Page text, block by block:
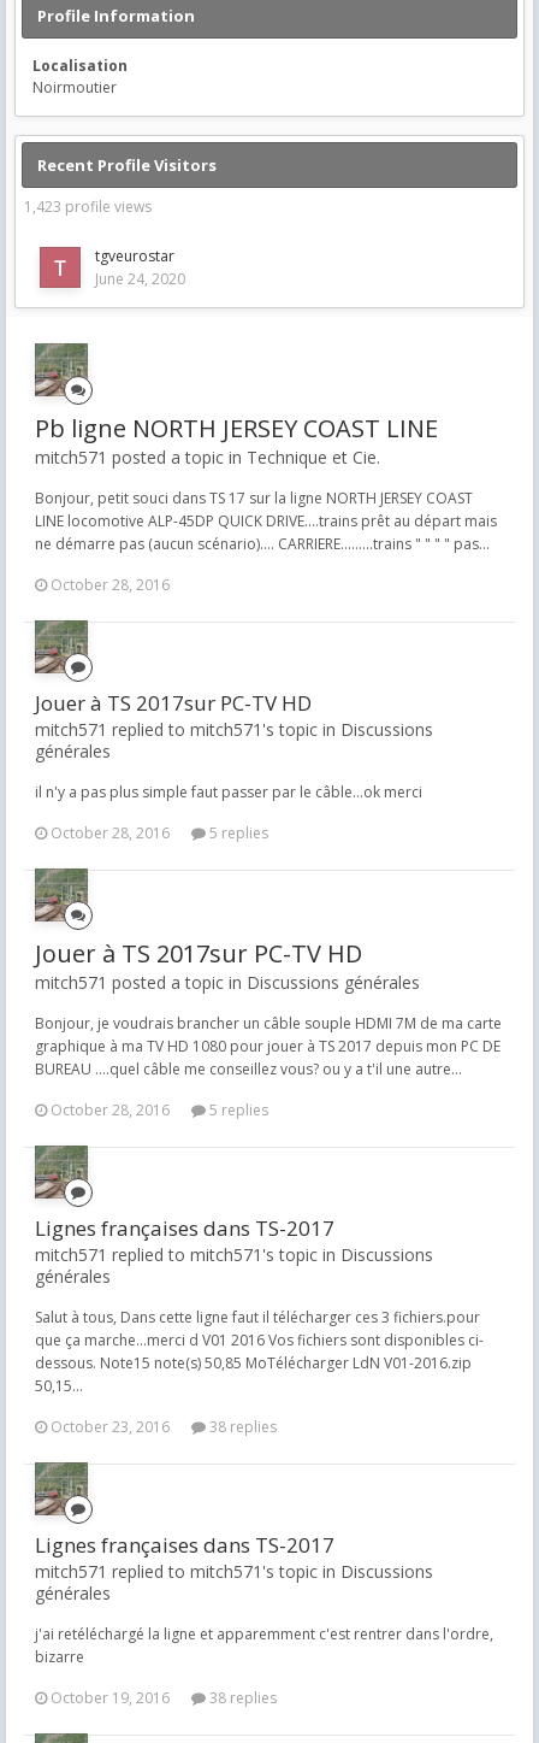
Profile Information
Localisation
Noirmoutier
Recent Profile Visitors
1,423 profile views
tgveurostar
June 24, 2020
Pb ligne NORTH JERSEY COAST LINE
mitch571 posted a topic in Technique et Cie.
Bonjour, petit souci dans TS 17 sur la ligne NORTH JERSEY COAST
LINE locomotive ALP-45DP QUICK DRIVE....trains prêt au départ mais
ne démarre pas (aucun scénario).... CARRIERE.........trains " " " " pas...
October 28, 2016
Jouer à TS 2017sur PC-TV HD
mitch571 replied to mitch571's topic in Discussions
générales
il n'y a pas plus simple faut passer par le câble...ok merci
October 28, 2016
5 replies
Jouer à TS 2017sur PC-TV HD
mitch571 posted a topic in Discussions générales
Bonjour, je voudrais brancher un câble souple HDMI 7M de ma carte
graphique à ma TV HD 1080 pour jouer à TS 2017 depuis mon PC DE
BUREAU ....quel câble me conseillez vous? ou y a t'il une autre...
October 28, 2016
5 replies
Lignes françaises dans TS-2017
mitch571 replied to mitch571's topic in Discussions
générales
Salut à tous, Dans cette ligne faut il télécharger ces 3 fichiers.pour
que ça marche...merci d V01 2016 Vos fichiers sont disponibles ci-
dessous. Note15 note(s) 50,85 MoTélécharger LdN V01-2016.zip
50,15...
October 23, 2016
38 replies
Lignes françaises dans TS-2017
mitch571 replied to mitch571's topic in Discussions
générales
j'ai retéléchargé la ligne et apparemment c'est rentrer dans l'ordre,
bizarre
October 19, 2016
38 replies